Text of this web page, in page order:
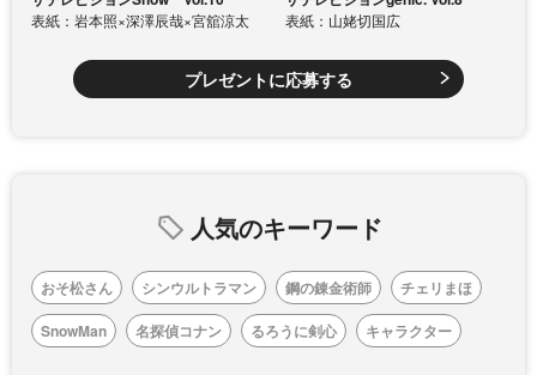
表紙：岩本照×深澤辰哉×宮舘涼太 表紙：山姥切国広
プレゼントに応募する
人気のキーワード
おそ松さん シンウルトラマン 鋼の錬金術師
チェリまほ
SnowMan
名探偵コナン るろうに剣心 キャラクター